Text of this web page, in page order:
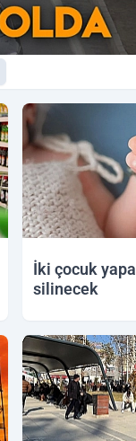
İki çocuk
silinecek